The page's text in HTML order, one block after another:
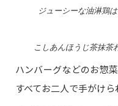
ジューシーな油淋鶏
こしあんほうじ茶抹茶
ハンバーグなどのお惣
すべてお二人で手がけら